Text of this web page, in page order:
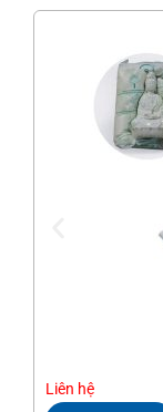
Liên hệ